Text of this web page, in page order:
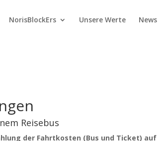
NorisBlockErs Unsere Werte News
Reisebus
der Fahrtkosten (Bus und Ticket) auf